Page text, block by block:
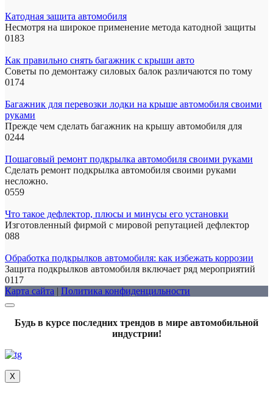
Катодная защита автомобиля
Несмотря на широкое применение метода катодной защиты
0183
Как правильно снять багажник с крыши авто
Советы по демонтажу силовых балок различаются по тому
0174
Багажник для перевозки лодки на крыше автомобиля своими
руками
Прежде чем сделать багажник на крышу автомобиля для
0244
Пошаговый ремонт подкрылка автомобиля своими руками
Сделать ремонт подкрылка автомобиля своими руками
несложно.
0559
Что такое дефлектор, плюсы и минусы его установки
Изготовленный фирмой с мировой репутацией дефлектор
088
Обработка подкрылков автомобиля: как избежать коррозии
Защита подкрылков автомобиля включает ряд мероприятий
0117
Карта сайта | Политика конфиденцильности
Будь в курсе последних трендов в мире автомобильной
индустрии!
Х